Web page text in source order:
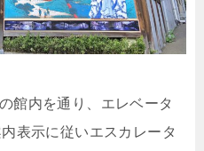
の館内を通り、エレベータ
表示に従いエスカレータ